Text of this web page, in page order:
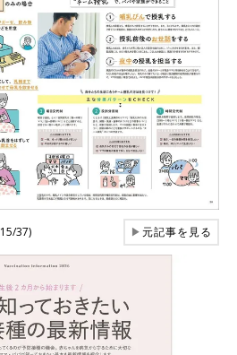
37) ▶元記事を見る